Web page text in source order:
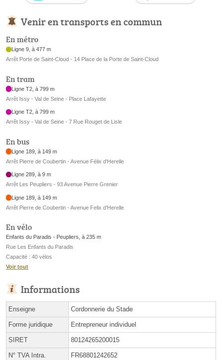
Venir en transports en commun
En métro
Ligne 9, à 477 m
Arrêt Porte de Saint-Cloud - 14 Place de la Porte de Saint-Cloud
En tram
Ligne T2, à 799 m
Arrêt Issy - Val de Seine - Place Lafayette
Ligne T2, à 799 m
Arrêt Issy - Val de Seine - 7 Rue Rouget de Lisle
En bus
Ligne 189, à 149 m
Arrêt Pierre de Coubertin - Avenue Félix d'Herelle
Ligne 289, à 9 m
Arrêt Les Peupliers - 93 Avenue Pierre Grenier
Ligne 189, à 149 m
Arrêt Pierre de Coubertin - Avenue Felix d’Herelle
En vélo
Enfants du Paradis - Peupliers, à 235 m
Rue Les Enfants du Paradis
Capacité : 40 vélos
Voir tout
Informations
Enseigne Cordonnerie du Stade
Forme juridique Entrepreneur individuel
SIRET 80124265200015
N° TVA Intra. FR68801242652